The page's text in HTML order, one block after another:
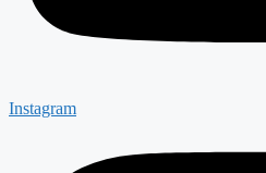
Instagram